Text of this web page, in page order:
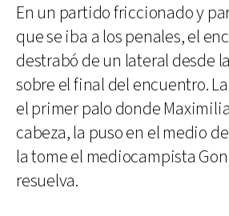
En un partido friccionado y
que se iba a los penales, el
destrabó de un lateral desde
sobre el final del encuentro.
el primer palo donde
cabeza, la puso en el medio
la tome el mediocampista
resuelva.